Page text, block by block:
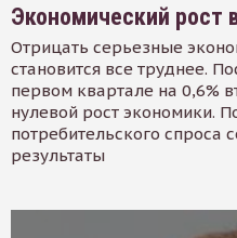
Экономический рост
Отрицать серьезные
становится все труднее.
первом квартале на 0,6%
нулевой рост экономики.
потребительского спроса
результаты